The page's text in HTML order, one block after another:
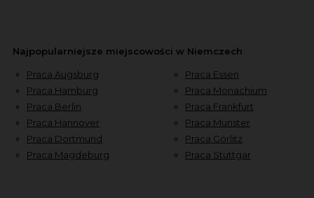
Najpopularniejsze miejscowości w Niemczech
Praca Augsburg
Praca Hamburg
Praca Berlin
Praca Hannover
Praca Dortmund
Praca Magdeburg
Praca Essen
Praca Monachium
Praca Frankfurt
Praca Munster
Praca Görlitz
Praca Stuttgar